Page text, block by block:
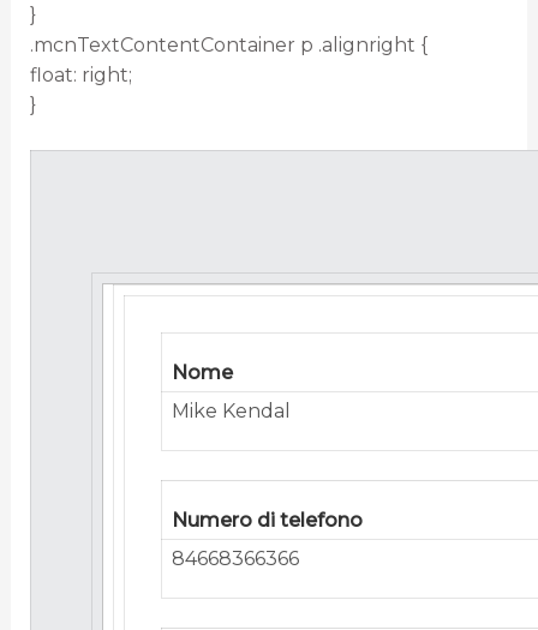
}
.mcnTextContentContainer p .alignright {
float: right;
}
Nome
Mike Kendal
Numero di telefono
84668366366